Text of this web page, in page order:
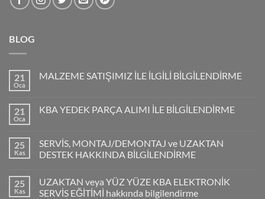
BLOG
21
Oca
MALZEME SATIŞIMIZ İLE İLGİLİ BİLGİLENDİRME
21
Oca
KBA YEDEK PARÇA ALIMI İLE BİLGİLENDİRME
25
Kas
SERVİS, MONTAJ/DEMONTAJ ve UZAKTAN
DESTEK HAKKINDA BİLGİLENDİRME
25
Kas
UZAKTAN veya YÜZ YÜZE KBA ELEKTRONİK
SERVİS EĞİTİMİ hakkında bilgilendirme